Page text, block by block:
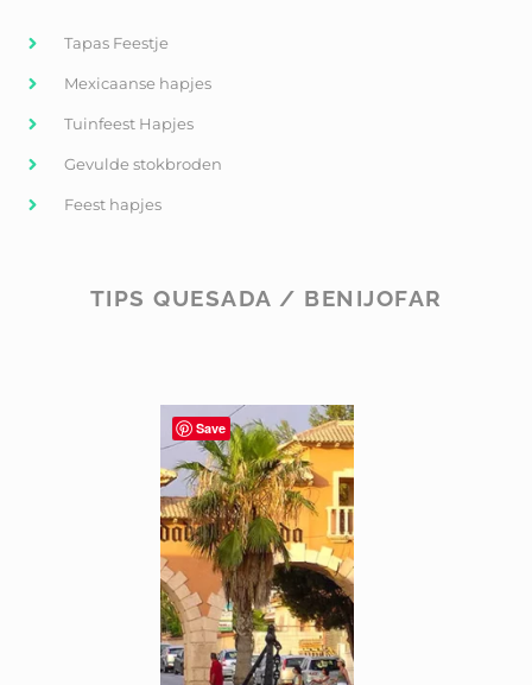
Tapas Feestje
Mexicaanse hapjes
Tuinfeest Hapjes
Gevulde stokbroden
Feest hapjes
TIPS QUESADA / BENIJOFAR
Save